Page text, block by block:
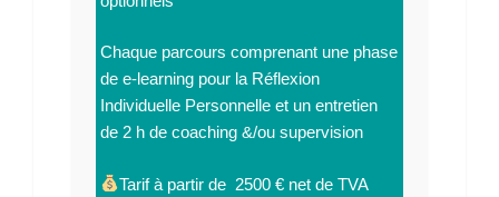
Chaque parcours comprenant une phase
de e-learning pour la Réflexion
Individuelle Personnelle et un entretien
de 2 h de coaching &/ou supervision
Tarif à partir de 2500 € net de TVA